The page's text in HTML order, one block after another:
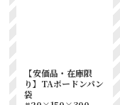
【安価品・在庫限
り】TAボードンパン
袋